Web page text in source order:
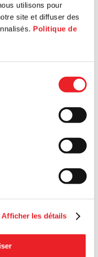
utilisons pour
site et diffuser des
Politique de
Afficher les détails